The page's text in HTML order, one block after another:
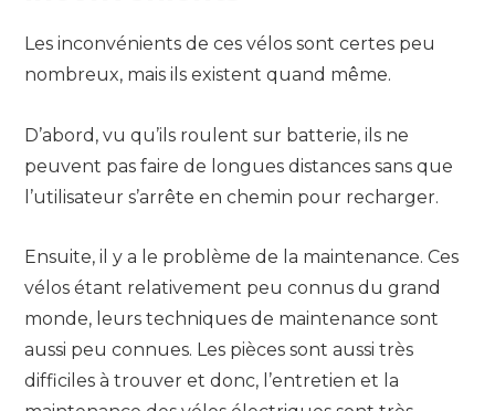
Les inconvénients de ces vélos sont certes peu
nombreux, mais ils existent quand même.
D’abord, vu qu’ils roulent sur batterie, ils ne
peuvent pas faire de longues distances sans que
l’utilisateur s’arrête en chemin pour recharger.
Ensuite, il y a le problème de la maintenance. Ces
vélos étant relativement peu connus du grand
monde, leurs techniques de maintenance sont
aussi peu connues. Les pièces sont aussi très
difficiles à trouver et donc, l’entretien et la